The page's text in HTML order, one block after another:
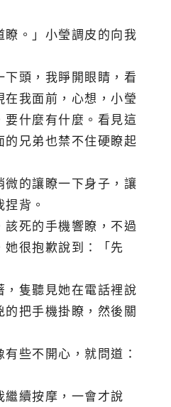
。」小瑩調皮的向我
頭，我睜開眼睛，看
在我面前，心想，小瑩
要什麼有什麼。看見這
的兄弟也禁不住硬瞭起
微的讓瞭一下身子，讓
背。
該死的手機響瞭，不過
她很抱歉說到：「先
，隻聽見她在電話裡說
的把手機掛瞭，然後關
些不開心，就問道：
繼續按摩，一會才說